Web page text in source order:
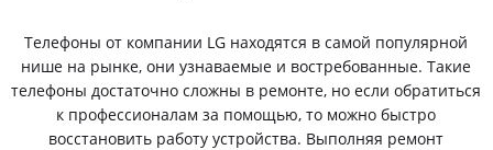
Телефоны от компании LG находятся в самой популярной
нише на рынке, они узнаваемые и востребованные. Такие
телефоны достаточно сложны в ремонте, но если обратиться
к профессионалам за помощью, то можно быстро
восстановить работу устройства. Выполняя ремонт